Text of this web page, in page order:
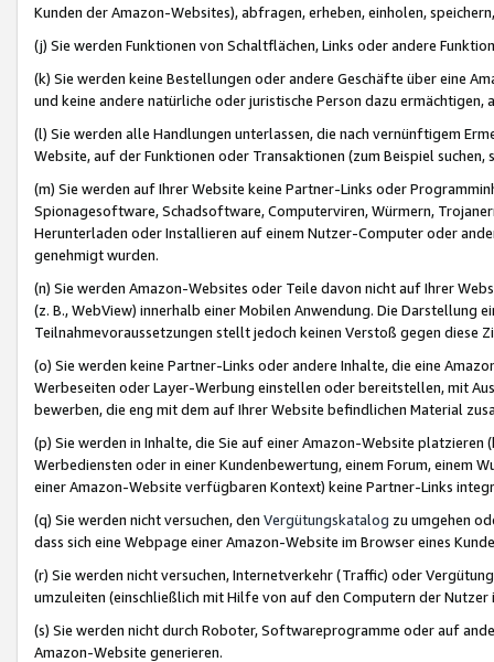
Kunden der Amazon-Websites), abfragen, erheben, einholen,
(j) Sie werden Funktionen von Schaltflächen, Links oder andere
(k) Sie werden keine Bestellungen oder andere Geschäfte über eine
und keine andere natürliche oder juristische Person dazu
(l) Sie werden alle Handlungen unterlassen, die nach vernünftigem
Website, auf der Funktionen oder Transaktionen (zum Beispiel
(m) Sie werden auf Ihrer Website keine Partner-Links oder
Spionagesoftware, Schadsoftware, Computerviren, Würmern,
Herunterladen oder Installieren auf einem Nutzer-Computer oder
genehmigt wurden.
(n) Sie werden Amazon-Websites oder Teile davon nicht auf Ihrer
(z. B., WebView) innerhalb einer Mobilen Anwendung. Die Darstellung
Teilnahmevoraussetzungen stellt jedoch keinen Verstoß gegen diese
(o) Sie werden keine Partner-Links oder andere Inhalte, die eine
Werbeseiten oder Layer-Werbung einstellen oder bereitstellen, mit
bewerben, die eng mit dem auf Ihrer Website befindlichen Material
(p) Sie werden in Inhalte, die Sie auf einer Amazon-Website
Werbediensten oder in einer Kundenbewertung, einem Forum, einem
einer Amazon-Website verfügbaren Kontext) keine Partner-Links
(q) Sie werden nicht versuchen, den Vergütungskatalog zu umgehen
dass sich eine Webpage einer Amazon-Website im Browser eines
(r) Sie werden nicht versuchen, Internetverkehr (Traffic) oder
umzuleiten (einschließlich mit Hilfe von auf den Computern der
(s) Sie werden nicht durch Roboter, Softwareprogramme oder auf
Amazon-Website generieren.